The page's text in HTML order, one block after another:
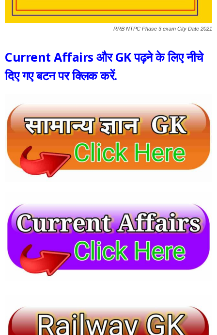
RRB NTPC Phase 3 exam City Date 2021
Current Affairs और GK पढ़ने के लिए नीचे
दिए गए बटन पर क्लिक करें.